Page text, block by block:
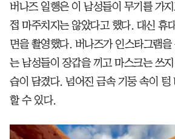
버나즈 일행은 이 남성들이 무기를 가
접 마주치지는 않았다고 했다. 대신 휴
면을 촬영했다. 버나즈가 인스타그램을
는 남성들이 장갑을 끼고 마스크는 쓰
습이 담겼다. 넘어진 금속 기둥 속이 텅
할 수 있다.